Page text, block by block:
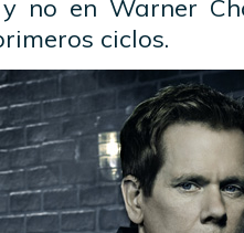
no en Warner
ciclos.